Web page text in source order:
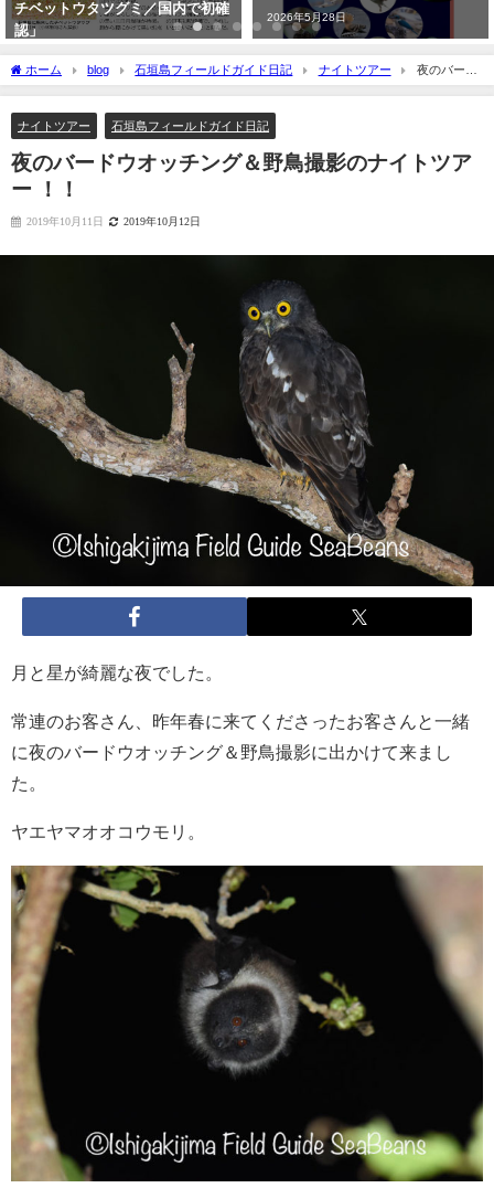
チベットウタツグミ／国内で初確
認」
2026年5月28日
ホーム blog 石垣島フィールドガイド日記 ナイトツアー
夜のバード
ウオッチング＆野鳥撮影のナイトツアー ！！
ナイトツアー 石垣島フィールドガイド日記
夜のバードウオッチング＆野鳥撮影のナイトツア
ー ！！
2019年10月11日 2019年10月12日
月と星が綺麗な夜でした。
常連のお客さん、昨年春に来てくださったお客さんと一緒
に夜のバードウオッチング＆野鳥撮影に出かけて来まし
た。
ヤエヤマオオコウモリ。